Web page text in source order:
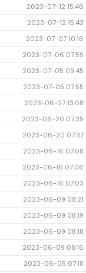
2023-07-12 15:46
2023-07-12 15:43
2023-07-07 10:16
2023-07-06 07:59
2023-07-05 09:45
2023-07-05 07:55
2023-06-27 13:08
2023-06-20 07:39
2023-06-20 07:37
2023-06-16 07:08
2023-06-16 07:06
2023-06-16 07:03
2023-06-09 08:21
2023-06-09 08:19
2023-06-09 08:18
2023-06-09 08:16
2023-06-05 07:18